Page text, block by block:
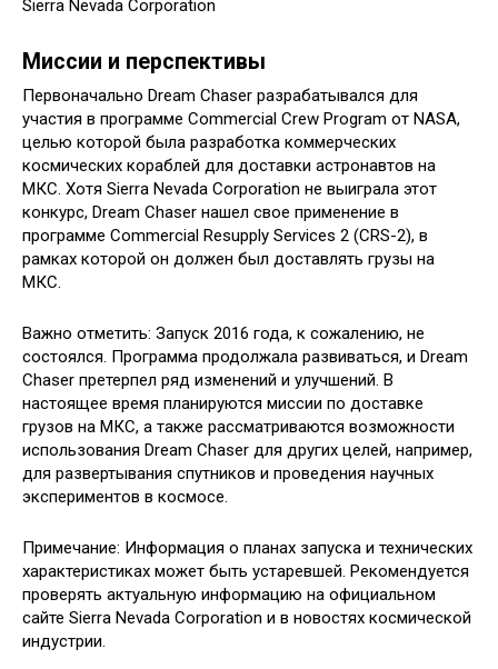
Миссии и перспективы
Первоначально Dream Chaser разрабатывался для
участия в программе Commercial Crew Program от NASA,
целью которой была разработка коммерческих
космических кораблей для доставки астронавтов на
МКС. Хотя Sierra Nevada Corporation не выиграла этот
конкурс, Dream Chaser нашел свое применение в
программе Commercial Resupply Services 2 (CRS-2), в
рамках которой он должен был доставлять грузы на
МКС.
Важно отметить: Запуск 2016 года, к сожалению, не
состоялся. Программа продолжала развиваться, и Dream
Chaser претерпел ряд изменений и улучшений. В
настоящее время планируются миссии по доставке
грузов на МКС, а также рассматриваются возможности
использования Dream Chaser для других целей, например,
для развертывания спутников и проведения научных
экспериментов в космосе.
Примечание: Информация о планах запуска и технических
характеристиках может быть устаревшей. Рекомендуется
проверять актуальную информацию на официальном
сайте Sierra Nevada Corporation и в новостях космической
индустрии.